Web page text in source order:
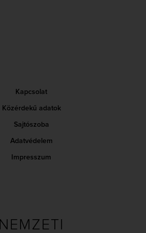
Kapcsolat
Közérdekű adatok
Sajtószoba
Adatvédelem
Impresszum
NEMZETI